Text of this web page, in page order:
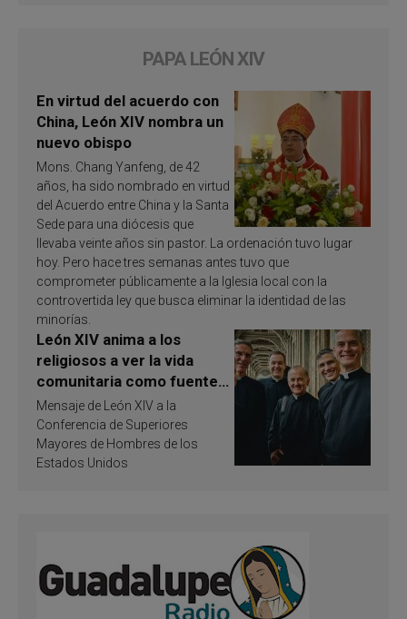
PAPA LEÓN XIV
En virtud del acuerdo con
China, León XIV nombra un
nuevo obispo
Mons. Chang Yanfeng, de 42
años, ha sido nombrado en virtud
del Acuerdo entre China y la Santa
Sede para una diócesis que
llevaba veinte años sin pastor. La ordenación tuvo lugar
hoy. Pero hace tres semanas antes tuvo que
comprometer públicamente a la Iglesia local con la
controvertida ley que busca eliminar la identidad de las
minorías.
León XIV anima a los
religiosos a ver la vida
comunitaria como fuente
de inspiración y
santificación
Mensaje de León XIV a la
Conferencia de Superiores
Mayores de Hombres de los
Estados Unidos